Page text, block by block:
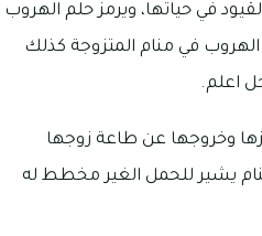
في حياتها، ويرمز حلم الهروب
الهروب في منام المتزوجة كذلك
اعلم.
وخروجها عن طاعة زوجها
يشير للحمل الغير مخطط له